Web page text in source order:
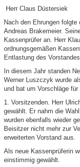
Herr Claus Düstersiek
Nach den Ehrungen
Andreas Brakemeier.
Kassenprüfer an. Herr
ordnungsgemäßen
Entlastung des
In diesem Jahr standen
Werner Luszczyk wurde
und bat um Vorschläge für
1. Vorsitzenden. Herr
gewählt. Er nahm die
wurden ebenfalls wieder
Beisitzer nicht mehr zur
erweiterten Vorstand aus.
Als neue Kassenprüferin
einstimmig gewählt.